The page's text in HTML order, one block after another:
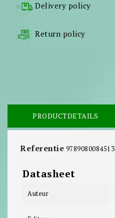
Delivery policy
Return policy
PRODUCTDETAILS
Referentie 9789080084513
Datasheet
Auteur